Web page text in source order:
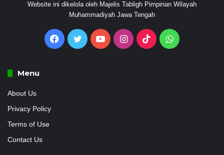
Website ini dikelola oleh Majelis Tabligh Pimpinan Wilayah
Muhammadiyah Jawa Tengah
Facebook
Twitter YouTubeInstagram
TikTokWhatsApp
Menu
About Us
Privacy Policy
Terms of Use
Contact Us